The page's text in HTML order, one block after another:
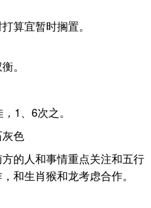
算宜暂时搁置。
。
1、6次之。
色
的人和事情重点关注和五行
和生肖猴和龙考虑合作。